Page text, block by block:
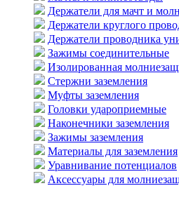
Держатели для мачт и
Держатели круглого
Держатели проводника
Зажимы соединительные
Изолированная
Стержни заземления
Муфты заземления
Головки удароприемные
Наконечники заземления
Зажимы заземления
Материалы для заземления
Уравнивание потенциалов
Аксессуары для